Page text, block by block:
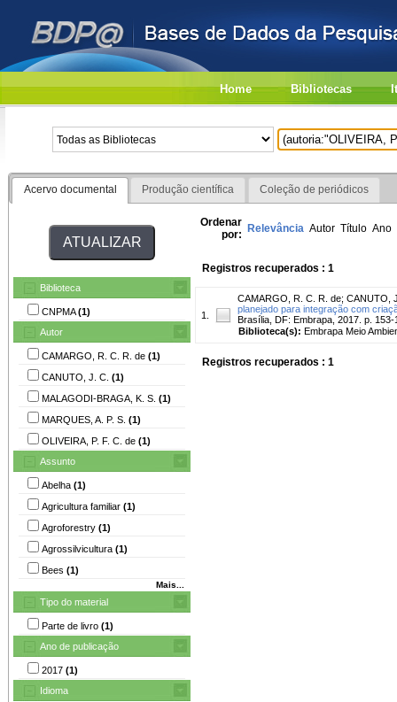
Home Bibliotecas
Acervo documental Produção científica Coleção de periódicos
Biblioteca
CNPMA(1)
Autor
CAMARGO, R. C. R. de (1)
CANUTO, J. C. (1)
MALAGODI-BRAGA, K. S. (1)
MARQUES, A. P. S. (1)
OLIVEIRA, P. F. C. de (1)
Assunto
Abelha (1)
Agricultura familiar (1)
Agroforestry (1)
Agrossilvicultura (1)
Bees (1)
Mais...
Tipo do material
Parte de livro (1)
Ano de publicação
2017 (1)
Idioma
Ordenar
por: Relevância Autor Título Ano
Registros recuperados : 1
1.
CAMARGO, R. C. R. de; CANUTO,
planejado para integração com
Brasília, DF: Embrapa, 2017. p. 153-
Biblioteca(s): Embrapa Meio
Registros recuperados : 1